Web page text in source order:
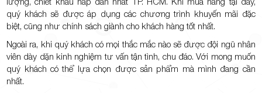
quý khách sẽ được áp dụng các chương trình khuyến mãi đặc
biệt, cũng như chính sách giành cho khách hàng tốt nhất.
Ngoài ra, khi quý khách có mọi thắc mắc nào sẽ được đội ngũ nhân
viên dày dặn kinh nghiệm tư vấn tận tình, chu đáo. Với mong muốn
quý khách có thể lựa chọn được sản phẩm mà mình đang cần
nhất.